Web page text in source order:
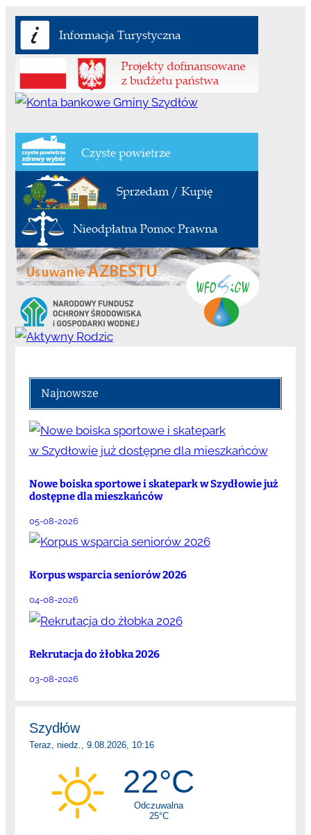
Najnowsze
Nowe boiska sportowe i skatepark w Szydłowie już
dostępne dla mieszkańców
05-08-2026
Korpus wsparcia seniorów 2026
04-08-2026
Rekrutacja do żłobka 2026
03-08-2026